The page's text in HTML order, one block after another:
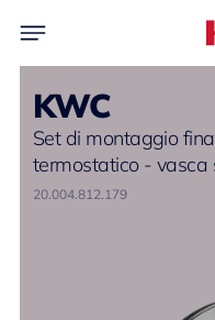
KWC
Set di montaggio
termostatico - vasca
20.004.812.179